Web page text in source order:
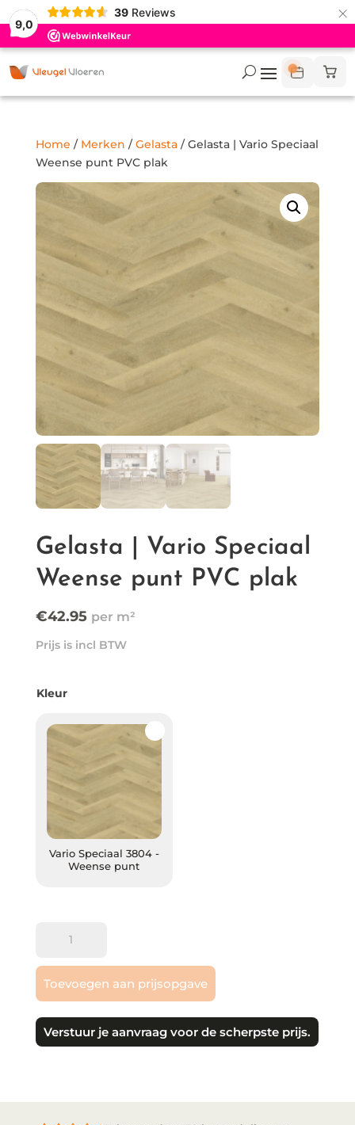
9,0
39 Reviews ×
Home / Merken /Gelasta/ Gelasta | Vario Speciaal
Weense punt PVC plak
Gelasta | Vario Speciaal
Weense punt PVC plak
€42.95
Prijs is incl BTW
Kleur
Vario Speciaal 3804 -
Weense punt
Vario Speciaal 3804 - Weense punt
Vario
Speciaal
Weense
punt
PVC
Toevoegen aan prijsopgave
Verstuur je aanvraag voor de scherpste prijs.